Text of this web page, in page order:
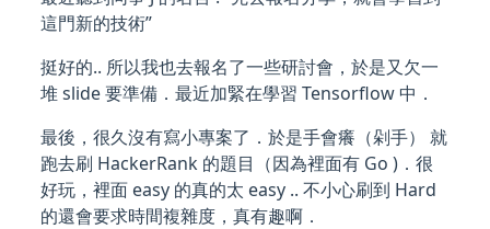
這門新的技術”
挺好的.. 所以我也去報名了一些研討會，於是又欠一
堆 slide 要準備．最近加緊在學習 Tensorflow 中．
最後，很久沒有寫小專案了．於是手會癢（剁手） 就
跑去刷 HackerRank 的題目（因為裡面有 Go )．很
好玩，裡面 easy 的真的太 easy .. 不小心刷到 Hard
的還會要求時間複雜度，真有趣啊．